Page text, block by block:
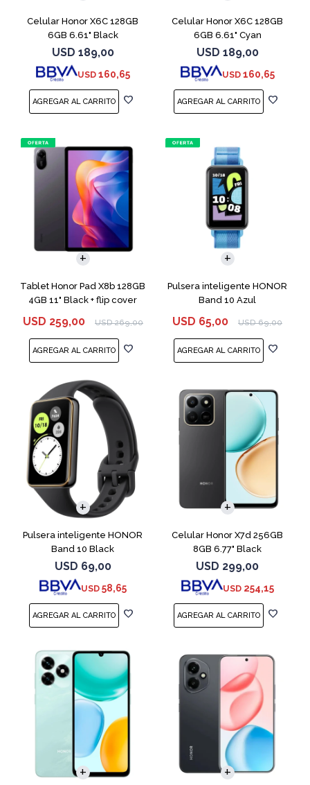
Celular Honor X6C 128GB
6GB 6.61" Black
USD 189,00
USD 160,65
Celular Honor X6C 128GB
6GB 6.61" Cyan
USD 189,00
USD 160,65
Tablet Honor Pad X8b 128GB
4GB 11" Black + flip cover
USD 259,00 USD 269,00
Pulsera inteligente HONOR
Band 10 Azul
USD 65,00 USD 69,00
Pulsera inteligente HONOR
Band 10 Black
USD 69,00
USD 58,65
Celular Honor X7d 256GB
8GB 6.77" Black
USD 299,00
USD 254,15
COMPARAR
COMPARAR COMPARAR